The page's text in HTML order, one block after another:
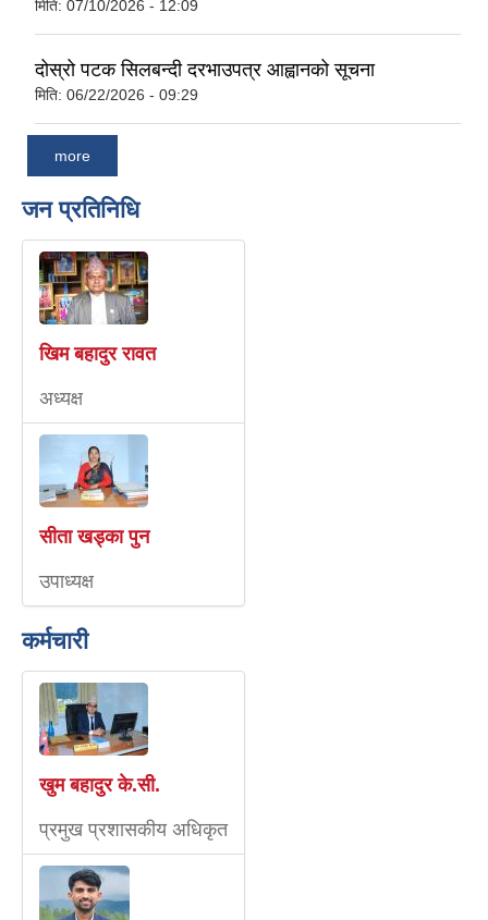
मिति: 07/10/2026 - 12:09
दोस्रो पटक सिलबन्दी दरभाउपत्र आह्वानको सूचना
मिति: 06/22/2026 - 09:29
more
जन प्रतिनिधि
खिम बहादुर रावत
अध्यक्ष
सीता खड्का पुन
उपाध्यक्ष
कर्मचारी
खुम बहादुर के.सी.
प्रमुख प्रशासकीय अधिकृत